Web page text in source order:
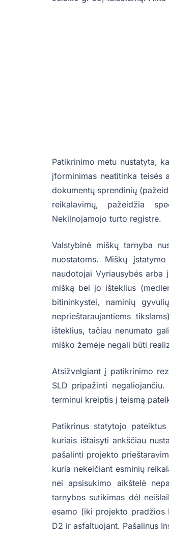
Patikrinimo metu nustatyta,
įforminimas neatitinka teisės
dokumentų sprendinių
reikalavimų, pažeidžia
Nekilnojamojo turto registre.
Valstybinė miškų tarnyba
nuostatoms. Miškų
naudotojai Vyriausybės
mišką bei jo išteklius
bitininkystei, naminių
neprieštaraujantiems
išteklius, tačiau nenumato
miško žemėje negali būti
Atsižvelgiant į patikrinimo
SLD pripažinti
terminui kreiptis į teismą
Patikrinus statytojo
kuriais ištaisyti ankščiau
pašalinti projekto
kuria nekeičiant esminių
nei apsisukimo aikštelė
tarnybos sutikimas dėl
esamo (iki projekto
D2 ir asfaltuojant. Pašalinus